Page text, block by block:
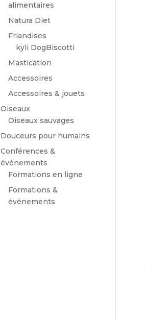
alimentaires
Natura Diet
Friandises
kyli DogBiscotti
Mastication
Accessoires
Accessoires & jouets
Oiseaux
Oiseaux sauvages
Douceurs pour humains
Conférences &
événements
Formations en ligne
Formations &
événements